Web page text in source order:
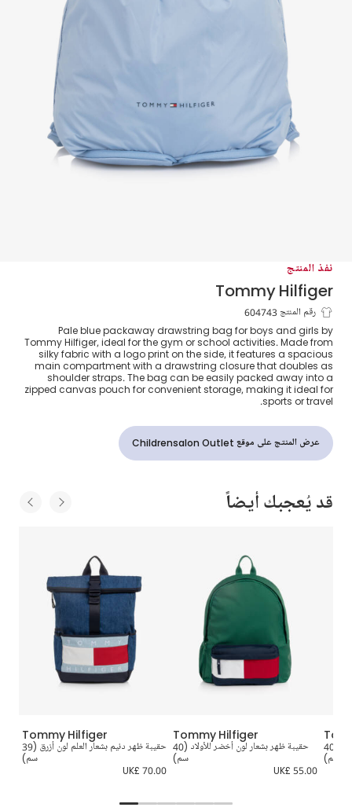
نفذ المنتج
Tommy Hilfiger
حقيبة خفيفة برباط لون أزرق (40 سم)
رقم المنتج 604743
Pale blue packaway drawstring bag for boys and girls by
Tommy Hilfiger, ideal for the gym or school activities. Made from
silky fabric with a logo print on the side, it features a spacious
main compartment with a drawstring closure that doubles as
shoulder straps. The bag can be easily packed away into a
zipped canvas pouch for convenient storage, making it ideal for
sports or travel.
عرض المنتج على موقع Childrensalon Outlet
قد يُعجبك أيضاً
Tommy Hilfiger
حقيبة ظهر دنيم بشعار العلم لون أزرق (39
سم)
UK£ 70.00
Tommy Hilfiger
حقيبة ظهر بشعار لون أخضر للأولاد (40
سم)
UK£ 55.00
حقيبة ظهر بشعار العلم لون زهري (40
سم)